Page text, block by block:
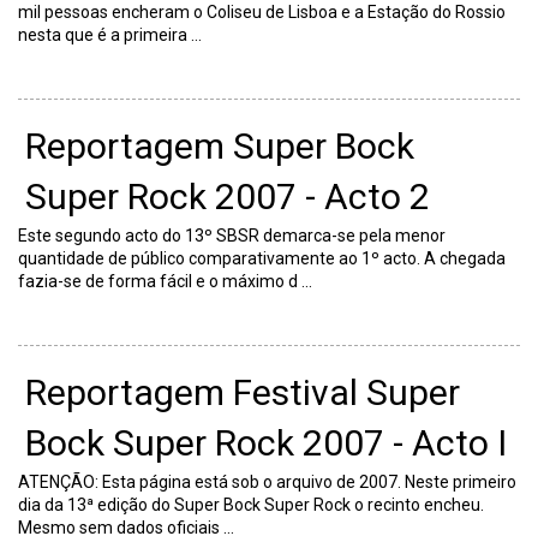
mil pessoas encheram o Coliseu de Lisboa e a Estação do Rossio
nesta que é a primeira ...
Reportagem Super Bock
Super Rock 2007 - Acto 2
Este segundo acto do 13º SBSR demarca-se pela menor
quantidade de público comparativamente ao 1º acto. A chegada
fazia-se de forma fácil e o máximo d ...
Reportagem Festival Super
Bock Super Rock 2007 - Acto I
ATENÇÃO: Esta página está sob o arquivo de 2007. Neste primeiro
dia da 13ª edição do Super Bock Super Rock o recinto encheu.
Mesmo sem dados oficiais ...